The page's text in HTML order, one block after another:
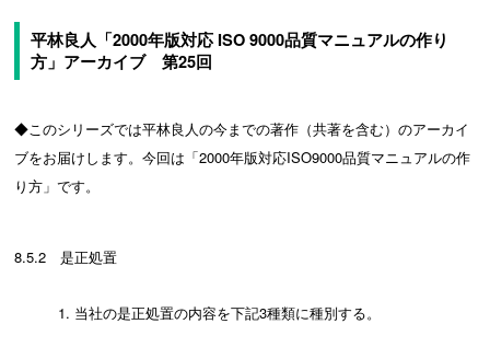
平林良人「2000年版対応 ISO 9000品質マニュアルの作り
方」アーカイブ 第25回
◆このシリーズでは平林良人の今までの著作（共著を含む）のアーカイ
ブをお届けします。今回は「2000年版対応ISO9000品質マニュアルの作
り方」です。
8.5.2 是正処置
当社の是正処置の内容を下記3種類に種別する。